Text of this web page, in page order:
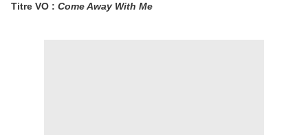
Titre VO : Come Away With Me